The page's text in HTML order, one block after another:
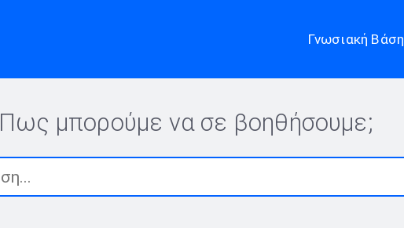
Γνωσιακή Βάση
Πως μπορούμε να σε βοηθήσουμε;